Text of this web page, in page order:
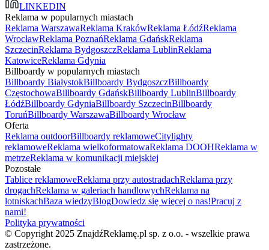
LINKEDIN
Reklama w popularnych miastach
Reklama WarszawaReklama KrakówReklama ŁódźReklama
WrocławReklama PoznańReklama GdańskReklama
SzczecinReklama BydgoszczReklama LublinReklama
KatowiceReklama Gdynia
Billboardy w popularnych miastach
Billboardy BiałystokBillboardy BydgoszczBillboardy
CzęstochowaBillboardy GdańskBillboardy LublinBillboardy
ŁódźBillboardy GdyniaBillboardy SzczecinBillboardy
ToruńBillboardy WarszawaBillboardy Wrocław
Oferta
Reklama outdoorBillboardy reklamoweCitylighty
reklamoweReklama wielkoformatowaReklama DOOHReklama w
metrzeReklama w komunikacji miejskiej
Pozostałe
Tablice reklamoweReklama przy autostradachReklama przy
drogachReklama w galeriach handlowychReklama na
lotniskachBaza wiedzyBlogDowiedz się więcej o nas!Pracuj z
nami!
Polityka prywatności
© Copyright 2025 ZnajdźReklamę.pl sp. z o.o. - wszelkie prawa
zastrzeżone.